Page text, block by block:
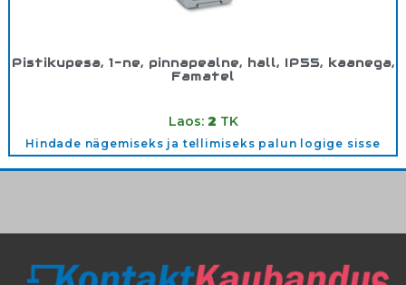
Pistikupesa, 1-ne, pinnapealne, hall, IP55, kaanega,
Famatel
Laos: 2 TK
Hindade nägemiseks ja tellimiseks palun logige sisse